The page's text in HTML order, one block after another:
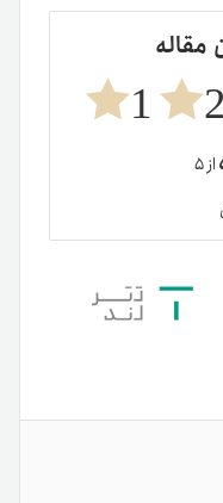
مقاله
2
1
از ۵